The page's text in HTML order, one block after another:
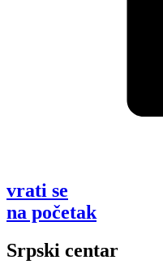
vrati se
na početak
Srpski centar